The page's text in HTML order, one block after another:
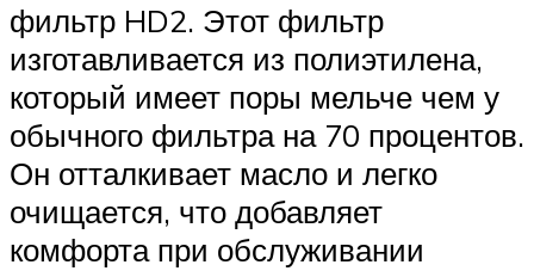
фильтр HD2. Этот фильтр
изготавливается из полиэтилена,
который имеет поры мельче чем у
обычного фильтра на 70 процентов.
Он отталкивает масло и легко
очищается, что добавляет
комфорта при обслуживании